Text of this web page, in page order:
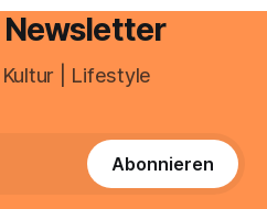
Newsletter
| Lifestyle
Abonnieren